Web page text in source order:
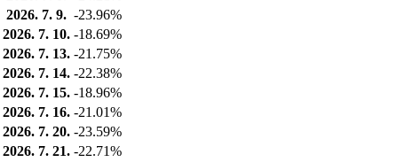
2026. 7. 9. -23.96%
2026. 7. 10. -18.69%
2026. 7. 13. -21.75%
2026. 7. 14. -22.38%
2026. 7. 15. -18.96%
2026. 7. 16. -21.01%
2026. 7. 20. -23.59%
2026. 7. 21. -22.71%